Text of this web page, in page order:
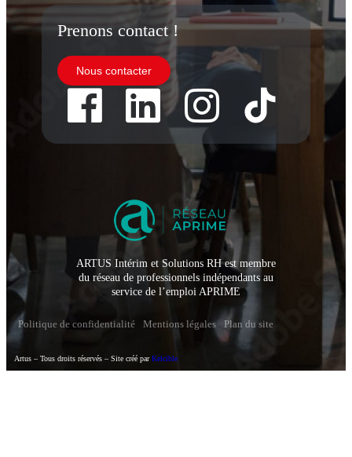
Prenons contact !
Nous contacter
ARTUS Intérim et Solutions RH est membre
du réseau de professionnels indépendants au
service de l’emploi APRIME
Politique de confidentialité Mentions légales Plan du site
Artus – Tous droits réservés – Site créé parKelcible